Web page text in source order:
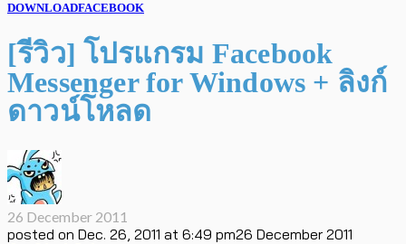
DOWNLOADFACEBOOK
[รีวิว] โปรแกรม Facebook
Messenger for Windows + ลิงก์
ดาวน์โหลด
26 December 2011
posted on Dec. 26, 2011 at 6:49 pm26 December 2011